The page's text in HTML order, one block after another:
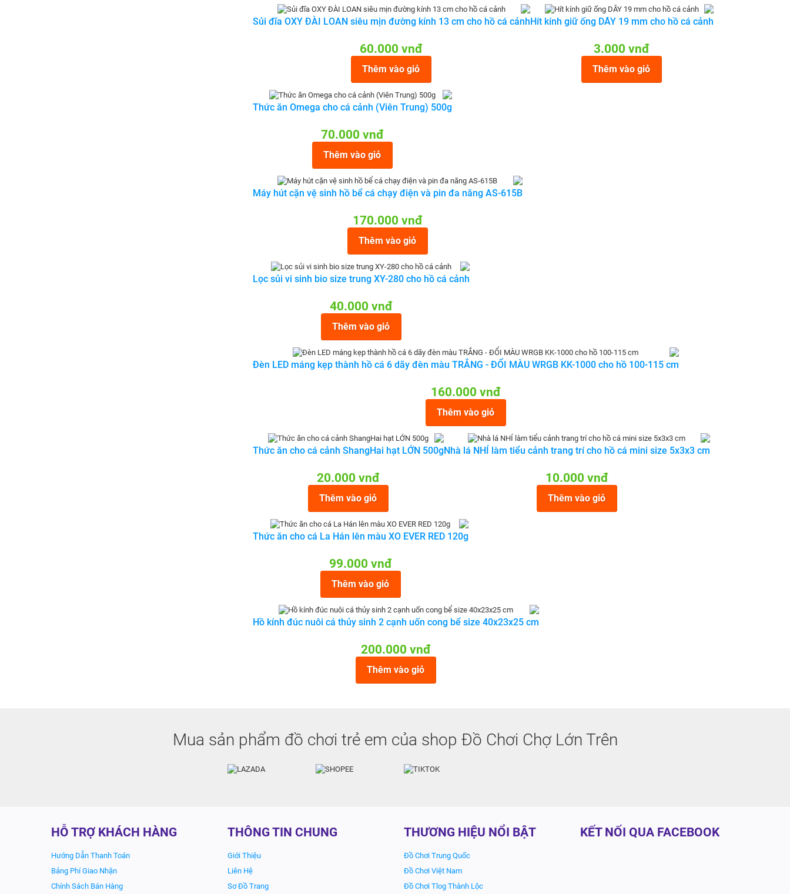
Sủi đĩa OXY ĐÀI LOAN siêu mịn đường kính 13 cm cho hồ cá cảnh
60.000 vnđ
Thêm vào giỏ
Hít kính giữ ống DÂY 19 mm cho hồ cá cảnh
3.000 vnđ
Thêm vào giỏ
Thức ăn Omega cho cá cảnh (Viên Trung) 500g
70.000 vnđ
Thêm vào giỏ
Máy hút cặn vệ sinh hồ bể cá chạy điện và pin đa năng AS-615B
170.000 vnđ
Thêm vào giỏ
Lọc sủi vi sinh bio size trung XY-280 cho hồ cá cảnh
40.000 vnđ
Thêm vào giỏ
Đèn LED máng kẹp thành hồ cá 6 dãy đèn màu TRẮNG - ĐỔI MÀU WRGB KK-1000 cho hồ 100-115 cm
160.000 vnđ
Thêm vào giỏ
Thức ăn cho cá cảnh ShangHai hạt LỚN 500g
20.000 vnđ
Thêm vào giỏ
Nhà lá NHÍ làm tiểu cảnh trang trí cho hồ cá mini size 5x3x3 cm
10.000 vnđ
Thêm vào giỏ
Thức ăn cho cá La Hán lên màu XO EVER RED 120g
99.000 vnđ
Thêm vào giỏ
Hồ kính đúc nuôi cá thủy sinh 2 cạnh uốn cong bể size 40x23x25 cm
200.000 vnđ
Thêm vào giỏ
Mua sản phẩm đồ chơi trẻ em của shop Đồ Chơi Chợ Lớn Trên
HỖ TRỢ KHÁCH HÀNG
Hướng Dẫn Thanh Toán
Bảng Phí Giao Nhận
Chính Sách Bán Hàng
THÔNG TIN CHUNG
Giới Thiệu
Liên Hệ
Sơ Đồ Trang
THƯƠNG HIỆU NỔI BẬT
Đồ Chơi Trung Quốc
Đồ Chơi Việt Nam
Đồ Chơi Tlog Thành Lộc
KẾT NỐI QUA FACEBOOK